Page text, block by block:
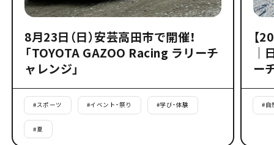
8月23日（日）安芸高田市で開催！
「TOYOTA GAZOO Racing ラリーチ
ャレンジ」
#スポーツ #イベント・祭り #学び・体験
#夏
【
｜
ー
#自